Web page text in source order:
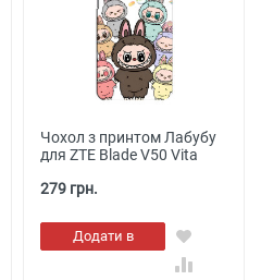
Чохол з принтом Лабубу
для ZTE Blade V50 Vita
279 грн.
Додати в
кошик